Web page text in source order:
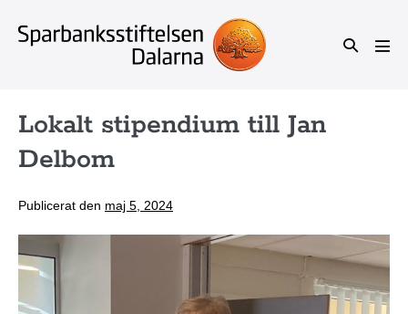
Slå
Lokalt stipendium till Jan
Delbom
Publicerat den maj 5, 2024